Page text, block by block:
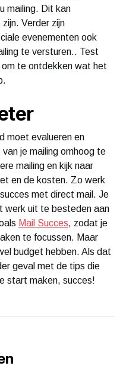
mailing. Dit kan
Verder zijn
evenementen ook
te versturen.. Test
te ontdekken wat het
moet evalueren en
je mailing omhoog te
mailing en kijk naar
en de kosten. Zo werk
met direct mail. Je
werk uit te besteden aan
Mail Succes, zodat je
te focussen. Maar
budget hebben. Als dat
geval met de tips die
start maken, succes!